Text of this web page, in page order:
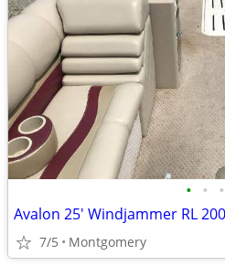
• • •
Avalon 25' Windjammer RL
7/5 Montgomery